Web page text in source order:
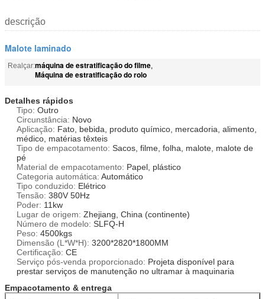
descrição
Malote laminado
Realçar:máquina de estratificação do filme,
Máquina de estratificação do rolo
Detalhes rápidos
Tipo: Outro
Circunstância: Novo
Aplicação: Fato, bebida, produto químico, mercadoria, alimento,
médico, matérias têxteis
Tipo de empacotamento: Sacos, filme, folha, malote, malote de
pé
Material de empacotamento: Papel, plástico
Categoria automática: Automático
Tipo conduzido: Elétrico
Tensão: 380V 50Hz
Poder: 11kw
Lugar de origem: Zhejiang, China (continente)
Número de modelo: SLFQ-H
Peso: 4500kgs
Dimensão (L*W*H): 3200*2820*1800MM
Certificação: CE
Serviço pós-venda proporcionado: Projeta disponível para
prestar serviços de manutenção no ultramar à maquinaria
Empacotamento & entrega